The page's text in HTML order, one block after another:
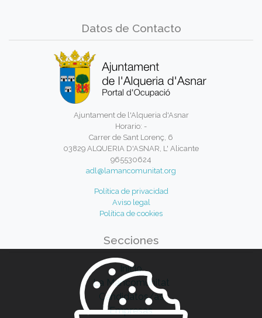
Datos de Contacto
Ajuntament de l'Alqueria d'Asnar
Horario: -
Carrer de Sant Lorenç, 6
03829 ALQUERIA D'ASNAR, L' Alicante
965530624
adl@lamancomunitat.org
Política de privacidad
Aviso legal
Política de cookies
Secciones
Inicio
La Mancomunitat
Candidatos/as
Empresas